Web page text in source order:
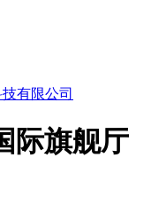
际旗舰厅